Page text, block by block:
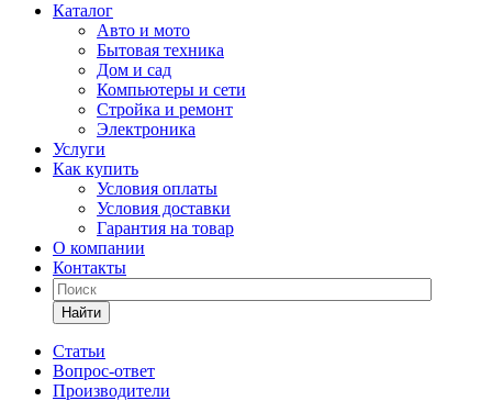
Каталог
Авто и мото
Бытовая техника
Дом и сад
Компьютеры и сети
Стройка и ремонт
Электроника
Услуги
Как купить
Условия оплаты
Условия доставки
Гарантия на товар
О компании
Контакты
Найти
Статьи
Вопрос-ответ
Производители